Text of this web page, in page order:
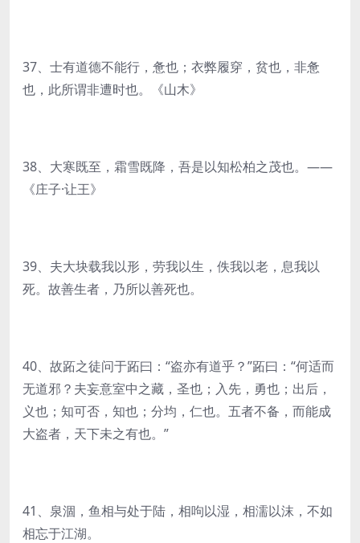
37、士有道德不能行，惫也；衣弊履穿，贫也，非惫
也，此所谓非遭时也。《山木》
38、大寒既至，霜雪既降，吾是以知松柏之茂也。——
《庄子·让王》
39、夫大块载我以形，劳我以生，佚我以老，息我以
死。故善生者，乃所以善死也。
40、故跖之徒问于跖曰：“盗亦有道乎？”跖曰：“何适而
无道邪？夫妄意室中之藏，圣也；入先，勇也；出后，
义也；知可否，知也；分均，仁也。五者不备，而能成
大盗者，天下未之有也。”
41、泉涸，鱼相与处于陆，相呴以湿，相濡以沫，不如
相忘于江湖。